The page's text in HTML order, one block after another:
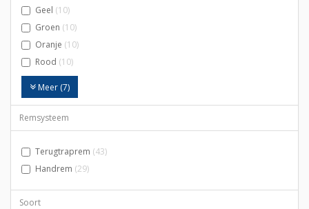
Geel (10)
Groen (10)
Oranje (10)
Rood (10)
Meer (7)
Remsysteem
Terugtraprem (43)
Handrem (29)
Soort